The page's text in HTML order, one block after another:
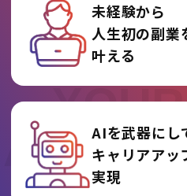
AT AI
未経験から
人生初の副業
叶える
AIを武器にし
キャリアアッ
実現